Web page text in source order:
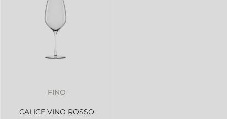
FINO
CALICE VINO ROSSO